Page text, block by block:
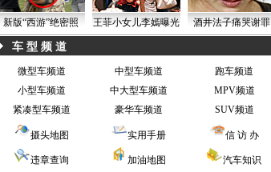
新版“西游”绝密照 王菲小女儿李嫣曝光 酒井法子痛哭谢罪
车 型 频 道
微型车频道 中型车频道
跑车频道
小型车频道
中大型车频道
MPV频道
紧凑型车频道
豪华车频道 SUV频道
摄头地图 实用手册 信 访 办
违章查询 加油地图 汽车知识